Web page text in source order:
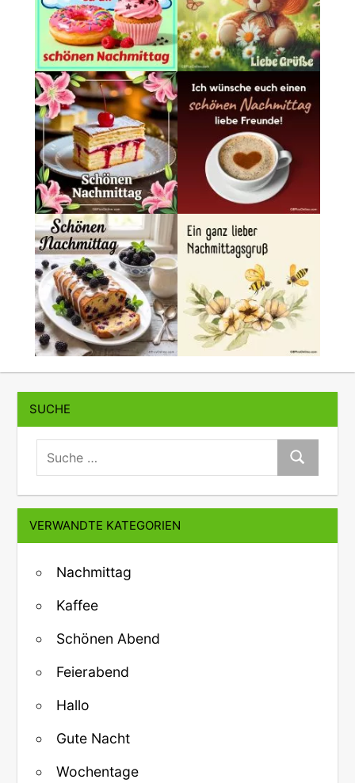
SUCHE
suche:
Suche
VERWANDTE KATEGORIEN
Nachmittag
Kaffee
Schönen Abend
Feierabend
Hallo
Gute Nacht
Wochentage